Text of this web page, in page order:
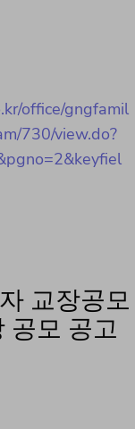
office/gngfamil
730/view.do?
교장공모
공모 공고